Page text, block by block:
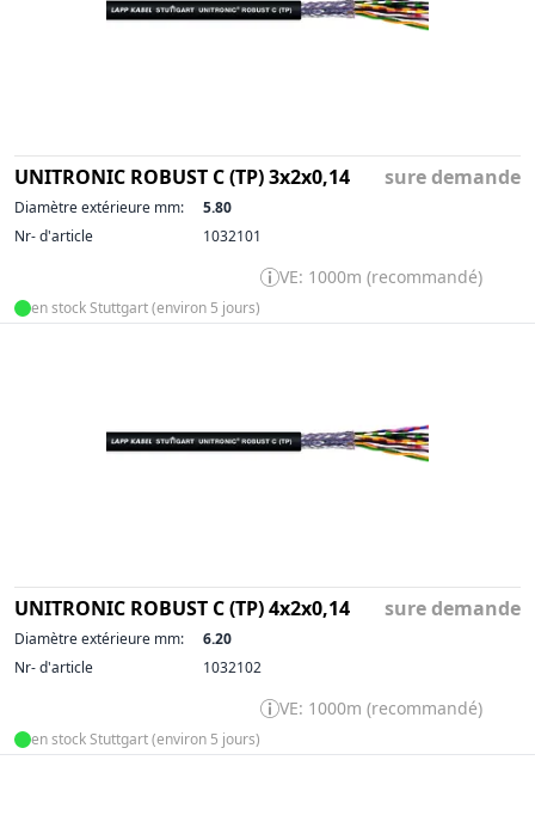
UNITRONIC ROBUST C (TP) 3x2x0,14 sure demande
Diamètre extérieure mm:
5.80
Nr- d'article
1032101
VE: 1000m (recommandé)
en stock Stuttgart (environ 5 jours)
UNITRONIC ROBUST C (TP) 4x2x0,14 sure demande
Diamètre extérieure mm:
6.20
Nr- d'article
1032102
VE: 1000m (recommandé)
en stock Stuttgart (environ 5 jours)